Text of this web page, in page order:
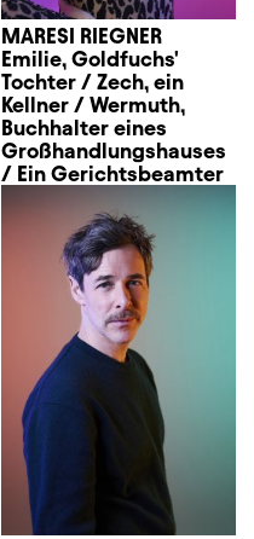
MARESI RIEGNER
Emilie, Goldfuchs'
Tochter / Zech, ein
Kellner / Wermuth,
Buchhalter eines
Großhandlungshauses
/ Ein Gerichtsbeamter